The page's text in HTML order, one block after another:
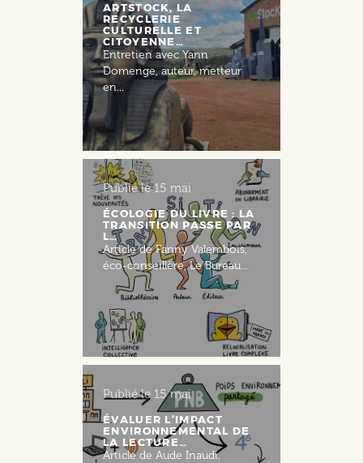
ARTSTOCK, LA
RECYCLERIE
CULTURELLE ET
CITOYENNE…
Entretien avec Yann
Domenge, auteur, metteur
en...
Publié le15 mai
ÉCOLOGIE DU LIVRE : LA
TRANSITION PASSE PAR
L…
Article de Fanny Valembois,
éco-conseillère, Le Bureau...
Publié le 15 mai
ÉVALUER L’IMPACT
ENVIRONNEMENTAL DE
LA LECTURE…
Article de Aude Inaudi,